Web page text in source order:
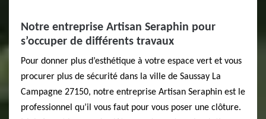
Notre entreprise Artisan Seraphin pour
s’occuper de différents travaux
Pour donner plus d’esthétique à votre espace vert et vous
procurer plus de sécurité dans la ville de Saussay La
Campagne 27150, notre entreprise Artisan Seraphin est le
professionnel qu’il vous faut pour vous poser une clôture.